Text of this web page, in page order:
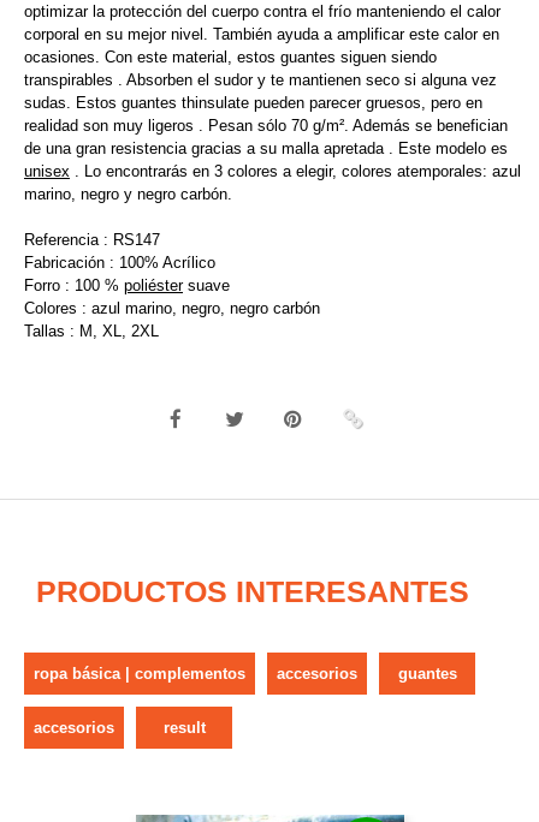
optimizar la protección del cuerpo contra el frío manteniendo el calor
corporal en su mejor nivel. También ayuda a amplificar este calor en
ocasiones. Con este material, estos guantes siguen siendo
transpirables . Absorben el sudor y te mantienen seco si alguna vez
sudas. Estos guantes thinsulate pueden parecer gruesos, pero en
realidad son muy ligeros . Pesan sólo 70 g/m². Además se benefician
de una gran resistencia gracias a su malla apretada . Este modelo es
unisex . Lo encontrarás en 3 colores a elegir, colores atemporales: azul
marino, negro y negro carbón.
Referencia : RS147
Fabricación : 100% Acrílico
Forro : 100 % poliéstersuave
Colores : azul marino, negro, negro carbón
Tallas : M, XL, 2XL
PRODUCTOS INTERESANTES
ropa básica | complementos accesorios guantes
accesorios result